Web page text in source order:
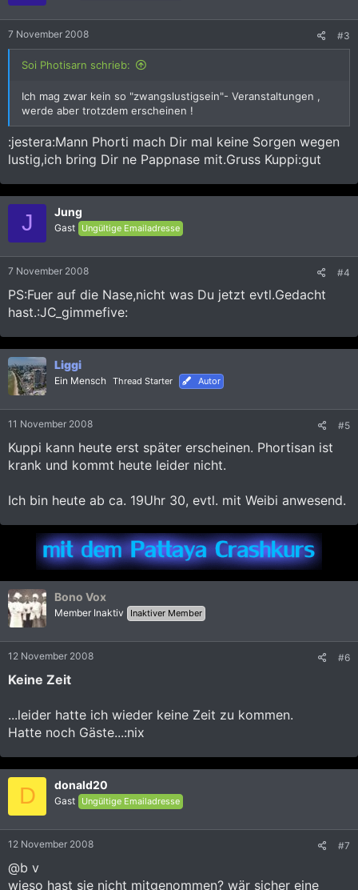
7 November 2008 #3
Soi Photisarn schrieb:
Ich mag zwar kein so "zwangslustigsein"- Veranstaltungen ,
werde aber trotzdem erscheinen !
:jestera:Mann Phorti mach Dir mal keine Sorgen wegen
lustig,ich bring Dir ne Pappnase mit.Gruss Kuppi:gut
J Jung
Gast Ungültige Emailadresse
7 November 2008 #4
PS:Fuer auf die Nase,nicht was Du jetzt evtl.Gedacht
hast.:JC_gimmefive:
Liggi
Ein Mensch Thread Starter Autor
11 November 2008 #5
Kuppi kann heute erst später erscheinen. Phortisan ist
krank und kommt heute leider nicht.
Ich bin heute ab ca. 19Uhr 30, evtl. mit Weibi anwesend.
Bono Vox
Member Inaktiv Inaktiver Member
12 November 2008 #6
Keine Zeit
...leider hatte ich wieder keine Zeit zu kommen.
Hatte noch Gäste...:nix
D donald20
Gast Ungültige Emailadresse
12 November 2008 #7
@b v
wieso hast sie nicht mitgenommen? wär sicher eine